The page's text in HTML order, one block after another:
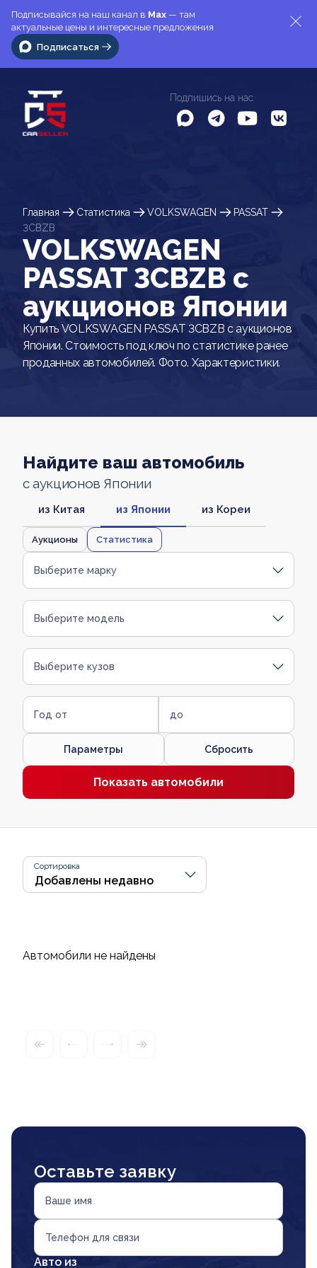
Подписывайся на наш канал в Max — там
актуальные цены и интересные предложения
Подписаться
Подпишись на нас
Главная Статистика VOLKSWAGEN
PASSAT
3CBZB
VOLKSWAGEN
PASSAT 3CBZB c
аукционов Японии
Купить VOLKSWAGEN PASSAT 3CBZB с аукционов
Японии. Стоимость под ключ по статистике ранее
проданных автомобилей. Фото. Характеристики.
Найдите ваш автомобиль
с аукционов Японии
из Китая из Японии из Кореи
Аукционы Статистика
Выберите марку
Выберите модель
Выберите кузов
Год от до
Параметры Сбросить
Показать автомобили
Сортировка
Автомобили не найдены
Оставьте заявку
Ваше имя
Телефон для связи
Авто из